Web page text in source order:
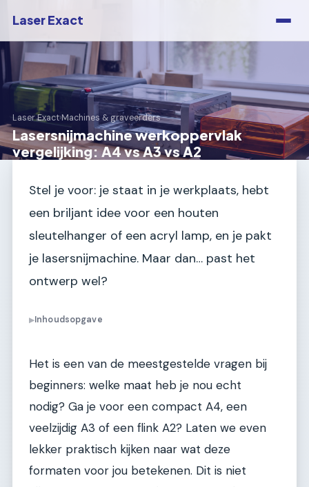
Laser Exact
Laser Exact›Machines & graveerders
Lasersnijmachine werkoppervlak
vergelijking: A4 vs A3 vs A2
Stel je voor: je staat in je werkplaats, hebt
een briljant idee voor een houten
sleutelhanger of een acryl lamp, en je pakt
je lasersnijmachine. Maar dan… past het
ontwerp wel?
▶Inhoudsopgave
Het is een van de meestgestelde vragen bij
beginners: welke maat heb je nou echt
nodig? Ga je voor een compact A4, een
veelzijdig A3 of een flink A2? Laten we even
lekker praktisch kijken naar wat deze
formaten voor jou betekenen. Dit is niet